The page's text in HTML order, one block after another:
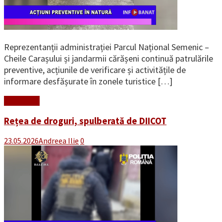
Reprezentanții administrației Parcul Național Semenic –
Cheile Carașului și jandarmii cărășeni continuă patrulările
preventive, acțiunile de verificare și activitățile de
informare desfășurate în zonele turistice […]
Rețea de droguri, spulberată de DIICOT
23.05.2026Andreea Ilie 0